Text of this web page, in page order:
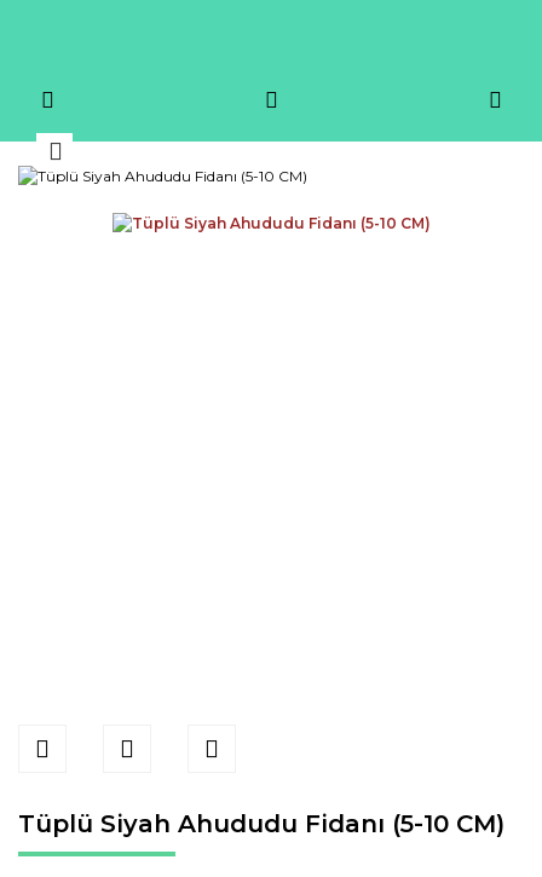
Tüplü Siyah Ahududu Fidanı (5-10 CM)